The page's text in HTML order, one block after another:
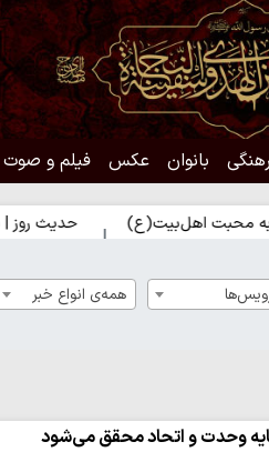
بانوان عکس فیلم و صوت
حدیث روز | بهترین
همه‌ی انواع خبر
وحدت و اتحاد محقق می‌شود